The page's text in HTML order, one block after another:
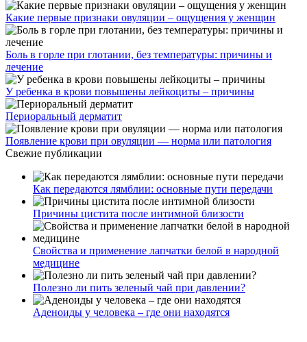
Какие первые признаки овуляции – ощущения у женщин
Боль в горле при глотании, без температуры: причины и
лечение
У ребенка в крови повышены лейкоциты – причины
Периоральный дерматит
Появление крови при овуляции — норма или патология
Свежие публикации
Как передаются лямблии: основные пути передачи
Причины цистита после интимной близости
Свойства и применение лапчатки белой в народной
медицине
Полезно ли пить зеленый чай при давлении?
Аденоиды у человека – где они находятся